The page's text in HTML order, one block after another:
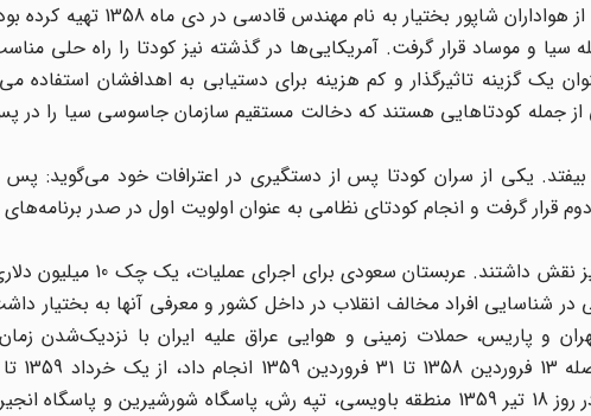
در این میان طرح کودتا که نمودار سازمانی آن را یکی از هواداران شاپور بختیار به
و موساد قرار گرفت. آمریکایی‌ها در گذشته نیز کودتا را راه حلی
یک گزینه تاثیرگذار و کم هزینه برای دستیابی به اهدافشان استفاده
پینوشه در شیلی از جمله کودتاهایی هستند که دخالت مستقیم سازمان جاسوسی سیا را
یکی از سران کودتا پس از دستگیری در اعترافات خود می‌گوید: پس
قرار گرفت و انجام کودتای نظامی به عنوان اولویت اول در صدر برنامه‌های
در اجرای کودتا، بعضی کشورهای عرب منطقه و اسرائیل نیز نقش داشتند. عربستان
شناسایی افراد مخالف انقلاب در داخل کشور و معرفی آنها به بختیار
و پاریس، حملات زمینی و هوایی عراق علیه ایران با نزدیک‌شدن زمان
1359، 115 حمله هوایی و زمینی به ایران صورت گرفت و در روز 18 تیر 1359 منطقه باویسی، تپه رش، پاسگاه شورشیرین و